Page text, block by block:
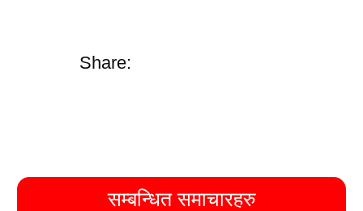
Share:
सम्बन्धित समाचारहरु